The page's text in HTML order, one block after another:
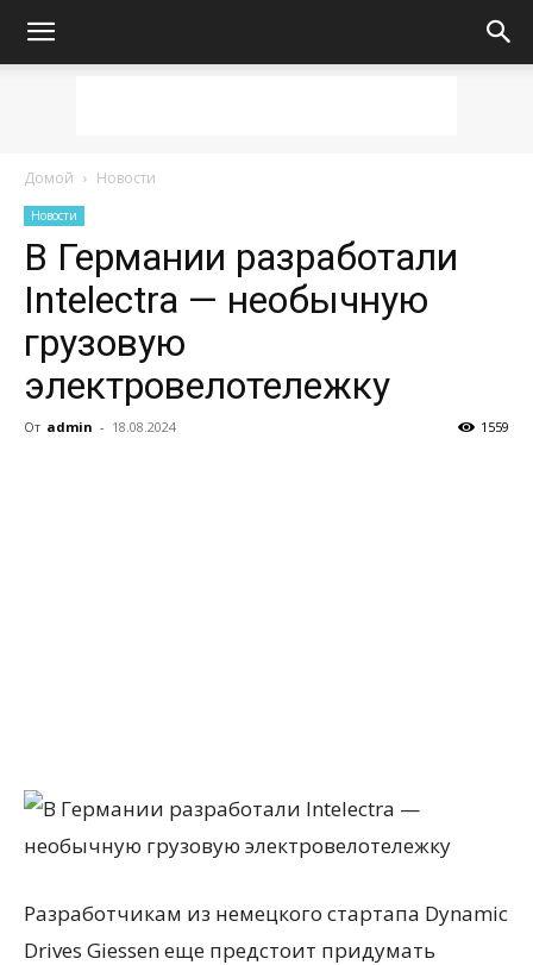
Домой Новости
Новости
В Германии разработали
Intelectra — необычную
грузовую
электровелотележку
От admin - 18.08.2024 1559
Разработчикам из немецкого стартапа Dynamic
Drives Giessen еще предстоит придумать